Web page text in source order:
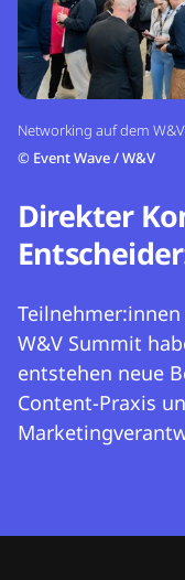
Networking auf dem
© Event Wave / W&V
Direkter
W&V Summit
entstehen neue
Content-Praxis